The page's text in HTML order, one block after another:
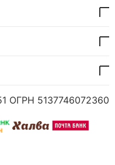
ОГРН 5137746072360